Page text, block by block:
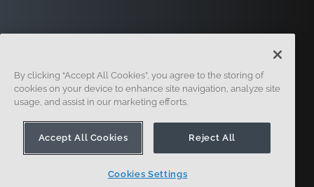
サインアップ セキュリティ
By clicking “Accept All Cookies”, you agree to the storing of
cookies on your device to enhance site navigation, analyze site
usage, and assist in our marketing efforts.
Accept All Cookies Reject All
Cookies Settings